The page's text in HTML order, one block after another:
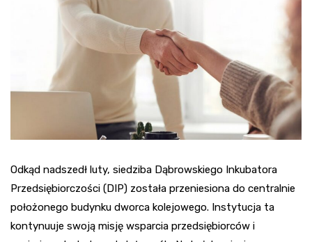
Odkąd nadszedł luty, siedziba Dąbrowskiego Inkubatora
Przedsiębiorczości (DIP) została przeniesiona do centralnie
położonego budynku dworca kolejowego. Instytucja ta
kontynuuje swoją misję wsparcia przedsiębiorców i